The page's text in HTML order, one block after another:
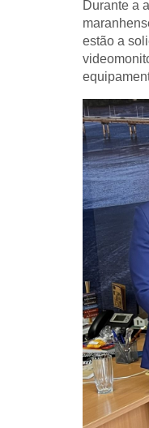
Durante a
estão a